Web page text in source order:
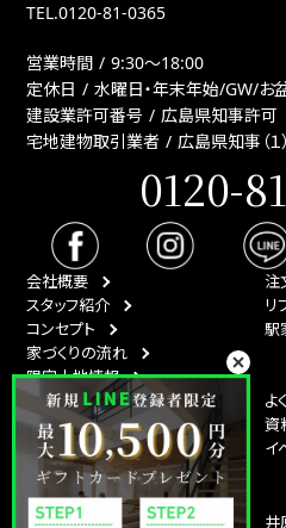
TEL.0120-81-0365
営業時間
9:30〜18:00
定休日
水曜日・年末年始/GW/お
建設業許可番号
広島県知事許可
宅地建物取引業者
広島県知事（
0120-
会社概要
スタッフ紹介
コンセプト
家づくりの流れ
限定土地情報
注
リ
駅
最新情報
イベント情報
スタッフブログ
月刊ひなたハウス
よ
資
イ
エリア
福山市 井